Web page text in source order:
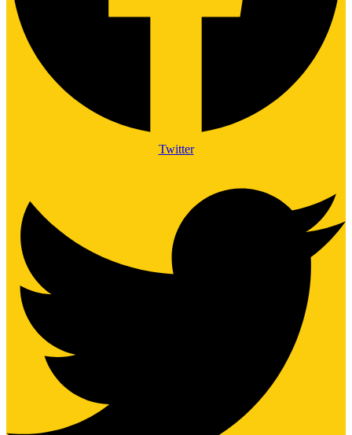
Twitter